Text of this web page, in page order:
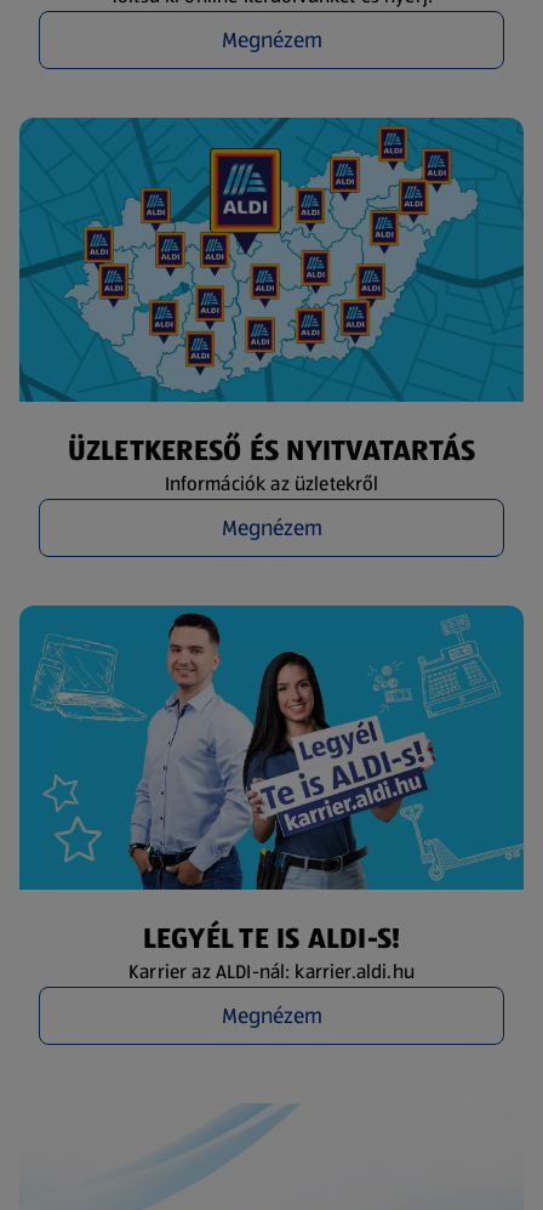
Megnézem
ÜZLETKERESŐ ÉS NYITVATARTÁS
Információk az üzletekről
Megnézem
LEGYÉL TE IS ALDI-S!
Karrier az ALDI-nál: karrier.aldi.hu
Megnézem